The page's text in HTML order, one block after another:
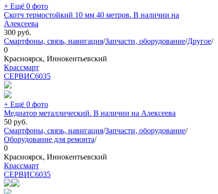
+ Ещё 0 фото
Скотч термостойкий 10 мм 40 метров. В наличии на
Алексеева
300 руб.
Смартфоны, связь, навигация/Запчасти, оборудование/Другое/
0
Красноярск, Иннокентьевский
Крассмарт
СЕРВИС6035
+ Ещё 0 фото
Медиатор металлический. В наличии на Алексеева
50 руб.
Смартфоны, связь, навигация/Запчасти, оборудование/
Оборудование для ремонта/
0
Красноярск, Иннокентьевский
Крассмарт
СЕРВИС6035